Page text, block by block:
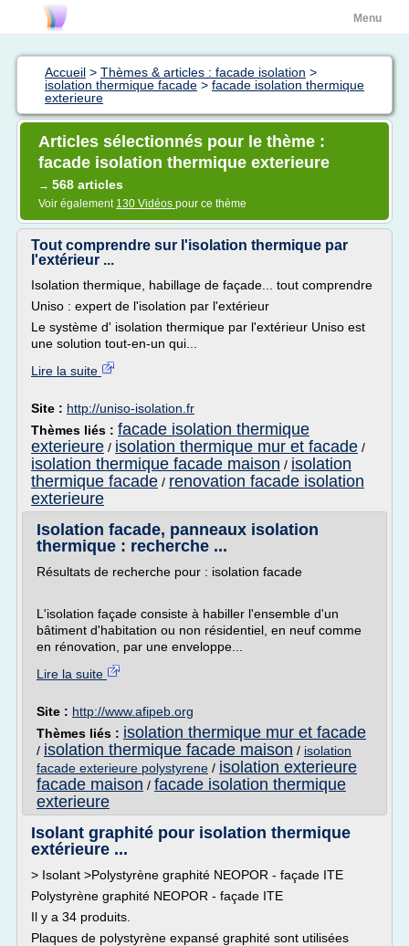
Menu
Accueil > Thèmes & articles : facade isolation >
isolation thermique facade > facade isolation thermique
exterieure
Articles sélectionnés pour le thème :
facade isolation thermique exterieure
→ 568 articles
Voir également 130 Vidéos pour ce thème
Tout comprendre sur l'isolation thermique par
l'extérieur ...
Isolation thermique, habillage de façade... tout comprendre
Uniso : expert de l'isolation par l'extérieur
Le système d' isolation thermique par l'extérieur Uniso est
une solution tout-en-un qui...
Lire la suite
Site : http://uniso-isolation.fr
Thèmes liés : facade isolation thermique
exterieure / isolation thermique mur et facade /
isolation thermique facade maison / isolation
thermique facade / renovation facade isolation
exterieure
Isolation facade, panneaux isolation
thermique : recherche ...
Résultats de recherche pour : isolation facade
L'isolation façade consiste à habiller l'ensemble d'un
bâtiment d'habitation ou non résidentiel, en neuf comme
en rénovation, par une enveloppe...
Lire la suite
Site : http://www.afipeb.org
Thèmes liés : isolation thermique mur et facade
/ isolation thermique facade maison / isolation
facade exterieure polystyrene / isolation exterieure
facade maison / facade isolation thermique
exterieure
Isolant graphité pour isolation thermique
extérieure ...
> Isolant >Polystyrène graphité NEOPOR - façade ITE
Polystyrène graphité NEOPOR - façade ITE
Il y a 34 produits.
Plaques de polystyrène expansé graphité sont utilisées